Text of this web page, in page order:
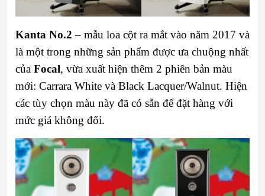
Kanta No.2 – mẫu loa cột ra mắt vào năm 2017 và
là một trong những sản phẩm được ưa chuộng nhất
của Focal, vừa xuất hiện thêm 2 phiên bản màu
mới: Carrara White và Black Lacquer/Walnut. Hiện
các tùy chọn màu này đã có sẵn để đặt hàng với
mức giá không đổi.